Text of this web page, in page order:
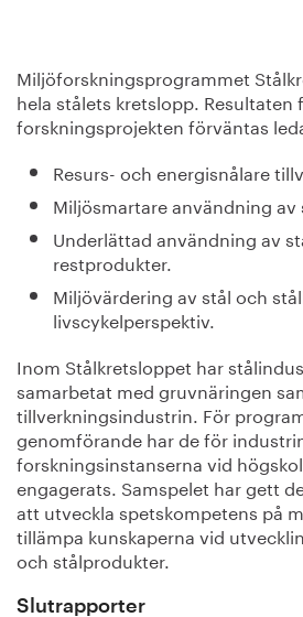
Miljöforskningsprogrammet
hela stålets kretslopp. Resultaten
forskningsprojekten förväntas
Resurs- och energisnålare
Miljösmartare användning
Underlättad användning av
restprodukter.
Miljövärdering av stål och
livscykelperspektiv.
Inom Stålkretsloppet har
samarbetat med gruvnäringen
tillverkningsindustrin. För
genomförande har de för
forskningsinstanserna vid
engagerats. Samspelet har gett
att utveckla spetskompetens på
tillämpa kunskaperna vid
och stålprodukter.
Slutrapporter